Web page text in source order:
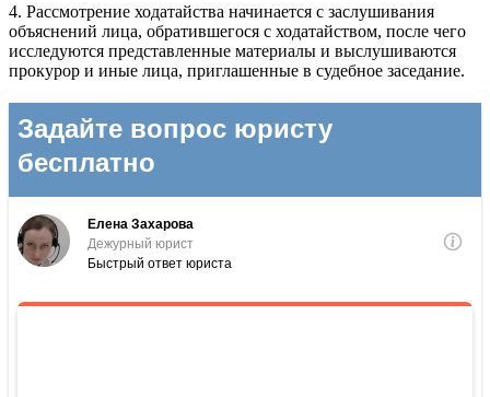
4. Рассмотрение ходатайства начинается с заслушивания
объяснений лица, обратившегося с ходатайством, после чего
исследуются представленные материалы и выслушиваются
прокурор и иные лица, приглашенные в судебное заседание.